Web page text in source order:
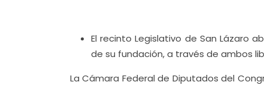
El recinto Legislativo de San Lázaro
de su fundación, a través de ambos
La Cámara Federal de Diputados del